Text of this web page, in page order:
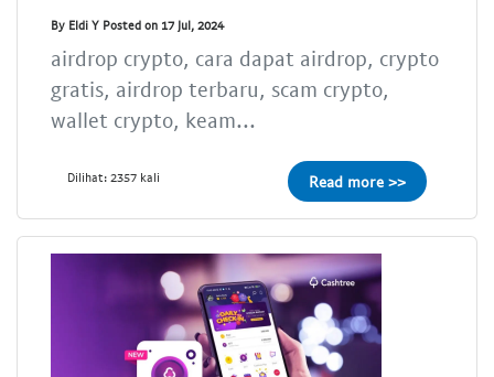
By Eldi Y Posted on 17 Jul, 2024
airdrop crypto, cara dapat airdrop, crypto
gratis, airdrop terbaru, scam crypto,
wallet crypto, keam...
Dilihat: 2357 kali Read more >>